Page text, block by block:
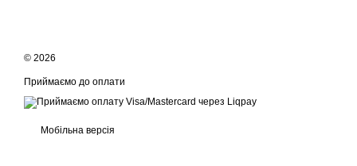
© 2026
Приймаємо до оплати
Мобільна версія